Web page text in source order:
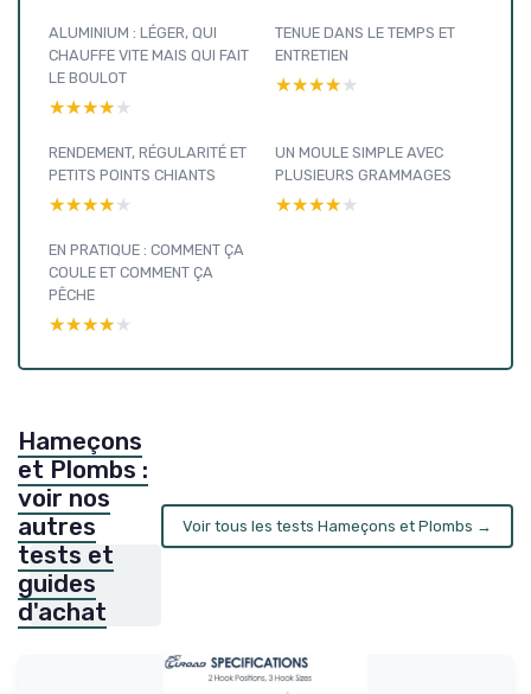
ALUMINIUM : LÉGER, QUI
CHAUFFE VITE MAIS QUI FAIT
LE BOULOT
★★★★★
★★★★★
TENUE DANS LE TEMPS ET
ENTRETIEN
★★★★★
★★★★★
RENDEMENT, RÉGULARITÉ ET
PETITS POINTS CHIANTS
★★★★★
★★★★★
UN MOULE SIMPLE AVEC
PLUSIEURS GRAMMAGES
★★★★★
★★★★★
EN PRATIQUE : COMMENT ÇA
COULE ET COMMENT ÇA
PÊCHE
★★★★★
★★★★★
Hameçons
et Plombs :
voir nos
autres
tests et
guides
d'achat
Voir tous les tests Hameçons et Plombs →